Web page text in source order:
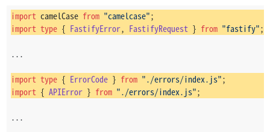
        });
    });
type Errors = number[];
const DEFAULT_STATUS_CODE = 500;
readonly statusCode: number;
readonly errors: Readonly<Errors>;
import camelCase from "camelcase";
import type { FastifyError, FastifyRequest } from "fastify";
...
import type { ErrorCode } from "./errors/index.js";
import { APIError } from "./errors/index.js";
...